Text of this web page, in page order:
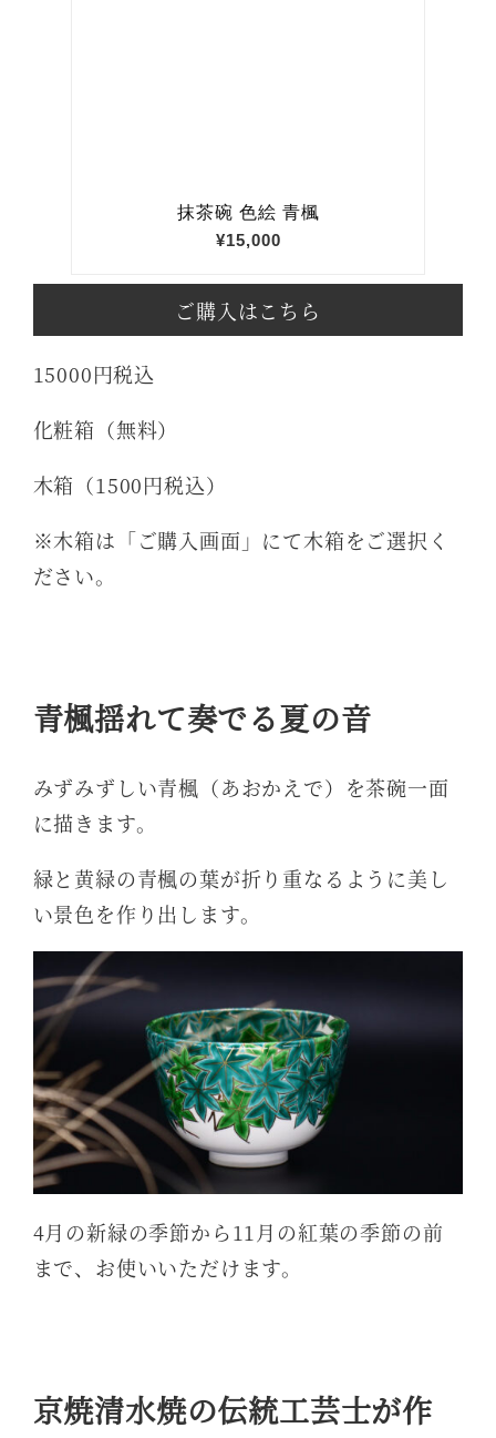
ご購入はこちら
15000円税込
化粧箱（無料）
木箱（1500円税込）
※木箱は「ご購入画面」にて木箱をご選択く
ださい。
青楓揺れて奏でる夏の音
みずみずしい青楓（あおかえで）を茶碗一面
に描きます。
緑と黄緑の青楓の葉が折り重なるように美し
い景色を作り出します。
4月の新緑の季節から11月の紅葉の季節の前
まで、お使いいただけます。
京焼清水焼の伝統工芸士が作